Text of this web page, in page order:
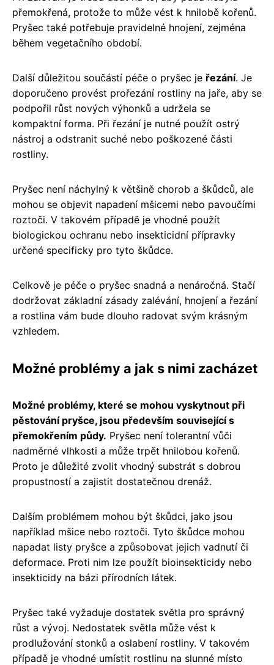
přemokřená, protože to může vést k hnilobě kořenů.
Pryšec také potřebuje pravidelné hnojení, zejména
během vegetačního období.
Další důležitou součástí péče o pryšec je řezání. Je
doporučeno provést prořezání rostliny na jaře, aby se
podpořil růst nových výhonků a udržela se
kompaktní forma. Při řezání je nutné použít ostrý
nástroj a odstranit suché nebo poškozené části
rostliny.
Pryšec není náchylný k většině chorob a škůdců, ale
mohou se objevit napadení mšicemi nebo pavoučími
roztoči. V takovém případě je vhodné použít
biologickou ochranu nebo insekticidní přípravky
určené specificky pro tyto škůdce.
Celkově je péče o pryšec snadná a nenáročná. Stačí
dodržovat základní zásady zalévání, hnojení a řezání
a rostlina vám bude dlouho radovat svým krásným
vzhledem.
Možné problémy a jak s nimi zacházet
Možné problémy, které se mohou vyskytnout při
pěstování pryšce, jsou především související s
přemokřením půdy. Pryšec není tolerantní vůči
nadměrné vlhkosti a může trpět hnilobou kořenů.
Proto je důležité zvolit vhodný substrát s dobrou
propustností a zajistit dostatečnou drenáž.
Dalším problémem mohou být škůdci, jako jsou
například mšice nebo roztoči. Tyto škůdce mohou
napadat listy pryšce a způsobovat jejich vadnutí či
deformace. Proti nim lze použít bioinsekticidy nebo
insekticidy na bázi přírodních látek.
Pryšec také vyžaduje dostatek světla pro správný
růst a vývoj. Nedostatek světla může vést k
prodlužování stonků a oslabení rostliny. V takovém
případě je vhodné umístit rostlinu na slunné místo